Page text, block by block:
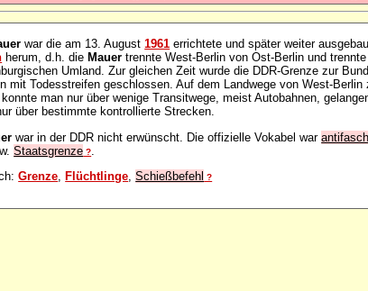
war die am 13. August1961 errichtete und später weiter
herum, d.h. die Mauer trennte West-Berlin von Ost-Berlin und
Umland. Zur gleichen Zeit wurde die DDR-Grenze zur
mit Todesstreifen geschlossen. Auf dem Landwege von West-Berlin
man nur über wenige Transitwege, meist Autobahnen,
über bestimmte kontrollierte Strecken.
war in der DDR nicht erwünscht. Die offizielle Vokabel war
Staatsgrenze ?
Grenze Flüchtlinge ,Schießbefehl ?